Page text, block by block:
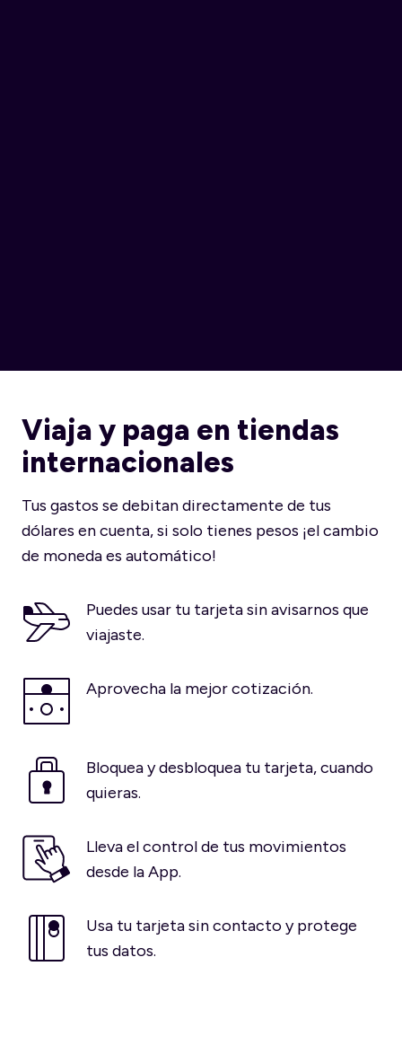
Viaja y paga en tiendas
internacionales
Tus gastos se debitan directamente de tus
dólares en cuenta, si solo tienes pesos ¡el cambio
de moneda es automático!
Puedes usar tu tarjeta sin avisarnos que
viajaste.
Aprovecha la mejor cotización.
Bloquea y desbloquea tu tarjeta, cuando
quieras.
Lleva el control de tus movimientos
desde la App.
Usa tu tarjeta sin contacto y protege
tus datos.